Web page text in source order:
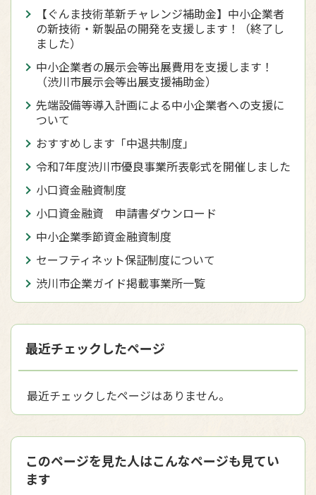
【ぐんま技術革新チャレンジ補助金】中小企業者
の新技術・新製品の開発を支援します！（終了し
ました）
中小企業者の展示会等出展費用を支援します！
（渋川市展示会等出展支援補助金）
先端設備等導入計画による中小企業者への支援に
ついて
おすすめします「中退共制度」
令和7年度渋川市優良事業所表彰式を開催しました
小口資金融資制度
小口資金融資 申請書ダウンロード
中小企業季節資金融資制度
セーフティネット保証制度について
渋川市企業ガイド掲載事業所一覧
最近チェックしたページ
最近チェックしたページはありません。
このページを見た人はこんなページも見てい
ます